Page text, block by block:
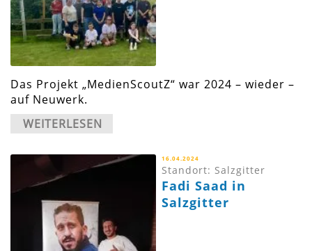
Das Projekt „MedienScoutZ“ war 2024 – wieder –
auf Neuwerk.
WEITERLESEN
16.04.2024
Standort: Salzgitter
Fadi Saad in
Salzgitter